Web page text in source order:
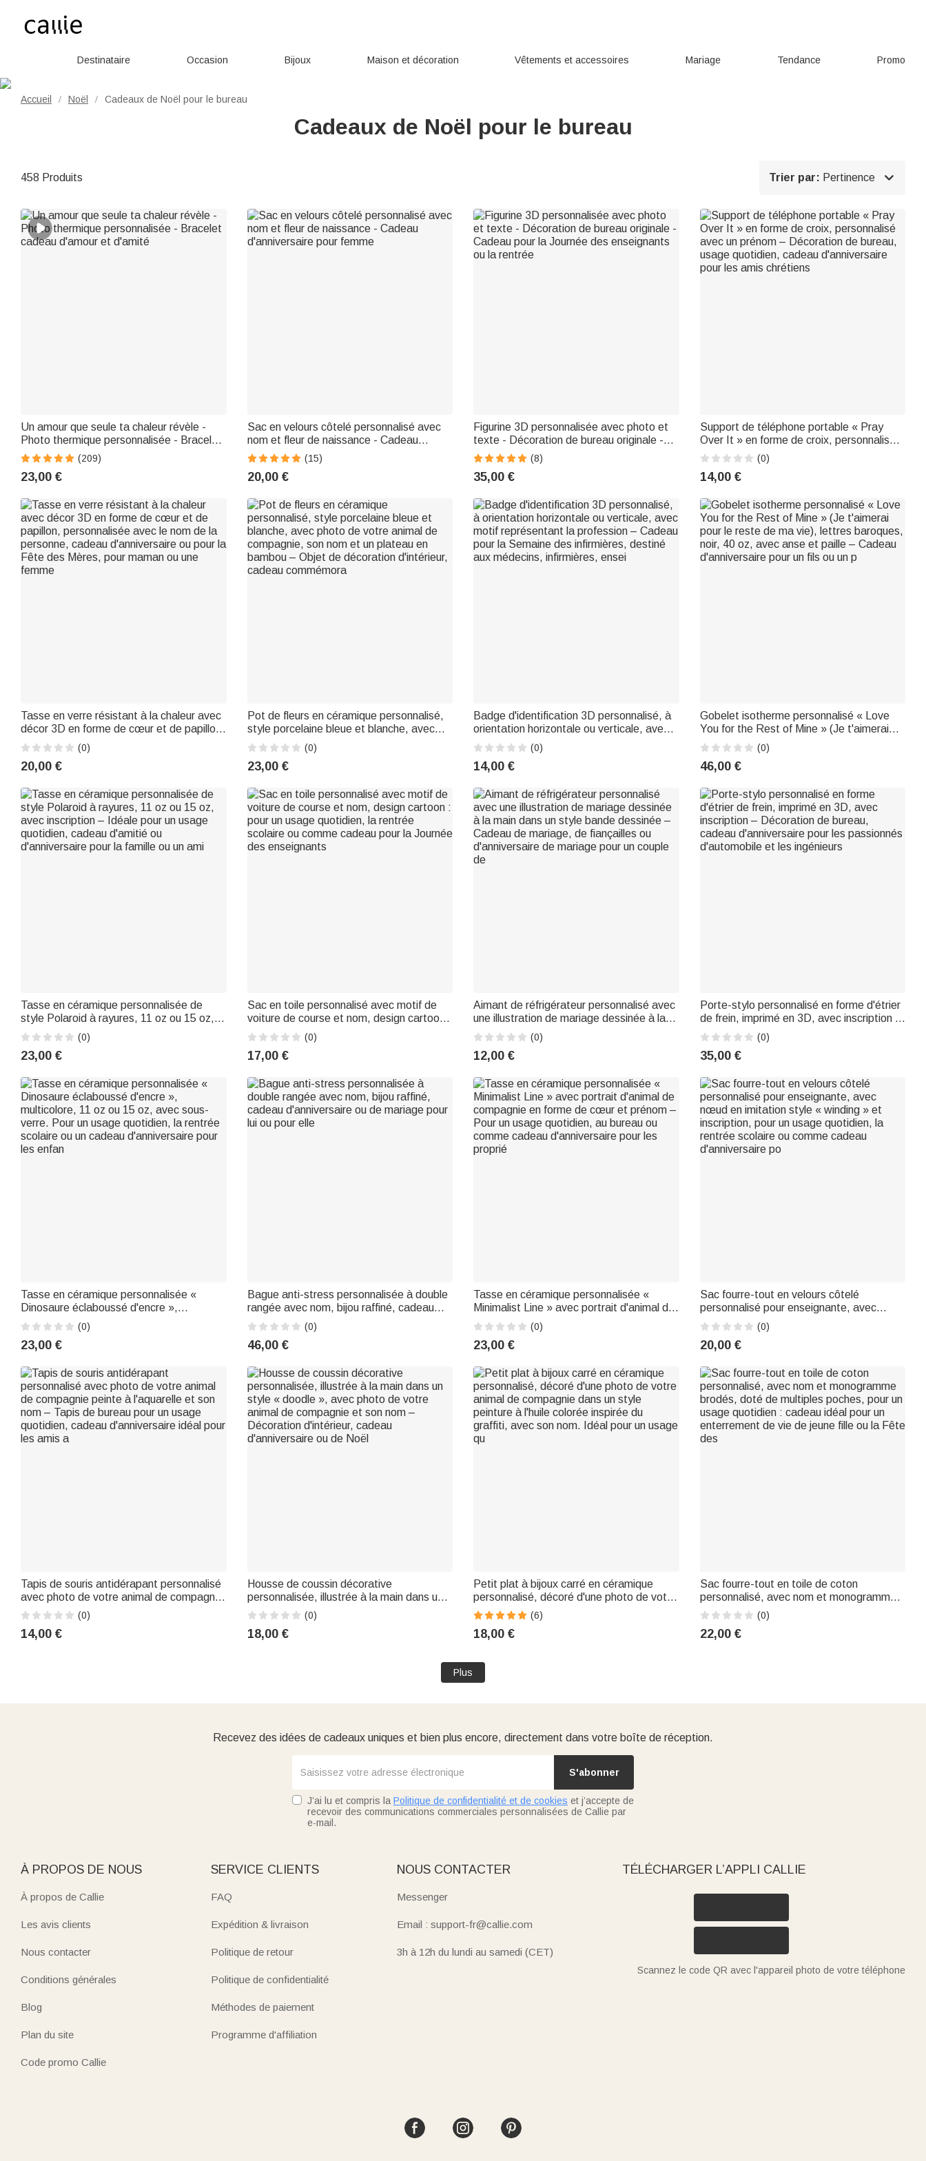
Destinataire Occasion Bijoux Maison et décoration Vêtements et accessoires Mariage Tendance Promo
Accueil / Noël / Cadeaux de Noël pour le bureau
Cadeaux de Noël pour le bureau
458 Produits Trier par: Pertinence 
Un amour que seule ta chaleur révèle -
Photo thermique personnalisée - Bracelet
cadeau d'amour et d'amité
(209)
23,00 €
Sac en velours côtelé personnalisé avec
nom et fleur de naissance - Cadeau
d'anniversaire pour femme
(15)
20,00 €
Figurine 3D personnalisée avec photo et
texte - Décoration de bureau originale -
Cadeau pour la Journée des enseignants
ou la rentrée
(8)
35,00 €
Support de téléphone portable « Pray
Over It » en forme de croix, personnalisé
avec un prénom – Décoration de bureau,
usage quotidien, cadeau d'anniversaire
pour les amis chrétiens
(0)
14,00 €
Tasse en verre résistant à la chaleur avec
décor 3D en forme de cœur et de papillon,
personnalisée avec le nom de la personne,
cadeau d'anniversaire ou pour la Fête des
Mères, pour maman ou une femme
(0)
20,00 €
Pot de fleurs en céramique personnalisé,
style porcelaine bleue et blanche, avec
photo de votre animal de compagnie, son
nom et un plateau en bambou – Objet de
décoration d'intérieur, cadeau
(0)
23,00 €
Badge d'identification 3D personnalisé, à
orientation horizontale ou verticale, avec
motif représentant la profession – Cadeau
pour la Semaine des infirmières, destiné
aux médecins, infirmières, ensei
(0)
14,00 €
Gobelet isotherme personnalisé « Love
You for the Rest of Mine » (Je t'aimerai
pour le reste de ma vie), lettres baroques,
noir, 40 oz, avec anse et paille – Cadeau
d'anniversaire pour un fils ou un p
(0)
46,00 €
Tasse en céramique personnalisée de
style Polaroid à rayures, 11 oz ou 15 oz,
avec inscription – Idéale pour un usage
quotidien, cadeau d'amitié ou
d'anniversaire pour la famille ou un ami
(0)
23,00 €
Sac en toile personnalisé avec motif de
voiture de course et nom, design cartoon :
pour un usage quotidien, la rentrée
scolaire ou comme cadeau pour la Journée
des enseignants
(0)
17,00 €
Aimant de réfrigérateur personnalisé avec
une illustration de mariage dessinée à la
main dans un style bande dessinée –
Cadeau de mariage, de fiançailles ou
d'anniversaire de mariage pour un couple
(0)
12,00 €
Porte-stylo personnalisé en forme d'étrier
de frein, imprimé en 3D, avec inscription –
Décoration de bureau, cadeau
d'anniversaire pour les passionnés
d'automobile et les ingénieurs
(0)
35,00 €
Tasse en céramique personnalisée «
Dinosaure éclaboussé d'encre »,
multicolore, 11 oz ou 15 oz, avec sous-
verre. Pour un usage quotidien, la rentrée
scolaire ou un cadeau d'anniversaire pour
(0)
23,00 €
Bague anti-stress personnalisée à double
rangée avec nom, bijou raffiné, cadeau
d'anniversaire ou de mariage pour lui ou
pour elle
(0)
46,00 €
Tasse en céramique personnalisée «
Minimalist Line » avec portrait d'animal de
compagnie en forme de cœur et prénom –
Pour un usage quotidien, au bureau ou
comme cadeau d'anniversaire pour les
(0)
23,00 €
Sac fourre-tout en velours côtelé
personnalisé pour enseignante, avec
nœud en imitation style « winding » et
inscription, pour un usage quotidien, la
rentrée scolaire ou comme cadeau
(0)
20,00 €
Tapis de souris antidérapant personnalisé
avec photo de votre animal de compagnie
peinte à l'aquarelle et son nom – Tapis de
bureau pour un usage quotidien, cadeau
d'anniversaire idéal pour les amis a
(0)
14,00 €
Housse de coussin décorative
personnalisée, illustrée à la main dans un
style « doodle », avec photo de votre
animal de compagnie et son nom –
Décoration d'intérieur, cadeau
(0)
18,00 €
Petit plat à bijoux carré en céramique
personnalisé, décoré d'une photo de votre
animal de compagnie dans un style
peinture à l'huile colorée inspirée du
graffiti, avec son nom. Idéal pour un usage
(6)
18,00 €
Sac fourre-tout en toile de coton
personnalisé, avec nom et monogramme
brodés, doté de multiples poches, pour un
usage quotidien : cadeau idéal pour un
enterrement de vie de jeune fille ou la Fête
(0)
22,00 €
Plus
Recevez des idées de cadeaux uniques et bien plus encore, directement dans votre boîte de réception.
S'abonner
J’ai lu et compris la Politique de confidentialité et de cookies et j’accepte de
recevoir des communications commerciales personnalisées de Callie par
e-mail.
À PROPOS DE NOUS
À propos de Callie
Les avis clients
Nous contacter
Conditions générales
Blog
Plan du site
Code promo Callie
SERVICE CLIENTS
FAQ
Expédition & livraison
Politique de retour
Politique de confidentialité
Méthodes de paiement
Programme d'affiliation
NOUS CONTACTER
Messenger
Email : support-fr@callie.com
3h à 12h du lundi au samedi (CET)
TÉLÉCHARGER L’APPLI CALLIE
Scannez le code QR avec l'appareil photo de votre téléphone